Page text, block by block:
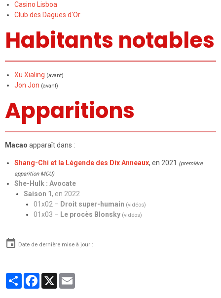
Casino Lisboa
Club des Dagues d'Or
Habitants notables
Xu Xialing (avant)
Jon Jon (avant)
Apparitions
Macao apparaît dans :
Shang-Chi et la Légende des Dix Anneaux, en 2021 (première
apparition MCU)
She-Hulk : Avocate
Saison 1, en 2022
01x02 – Droit super-humain (vidéos)
01x03 – Le procès Blonsky (vidéos)
Date de dernière mise à jour :
PartagerFacebook
X